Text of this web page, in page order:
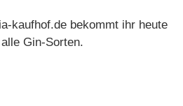
kaufhof.de bekommt ihr heute
Gin-Sorten.